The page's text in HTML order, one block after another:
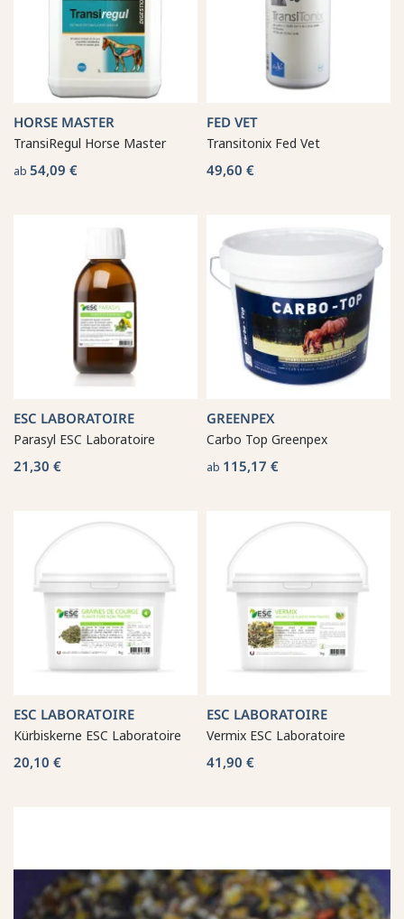
HORSE MASTER
TransiRegul Horse Master
ab 54,09 €
FED VET
Transitonix Fed Vet
49,60 €
ESC LABORATOIRE
Parasyl ESC Laboratoire
21,30 €
GREENPEX
Carbo Top Greenpex
ab 115,17 €
ESC LABORATOIRE
Kürbiskerne ESC Laboratoire
20,10 €
ESC LABORATOIRE
Vermix ESC Laboratoire
41,90 €